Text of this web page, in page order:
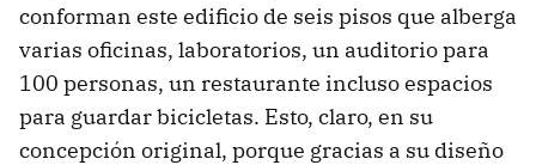
conforman este edificio de seis pisos que alberga
varias oficinas, laboratorios, un auditorio para
100 personas, un restaurante incluso espacios
para guardar bicicletas. Esto, claro, en su
concepción original, porque gracias a su diseño